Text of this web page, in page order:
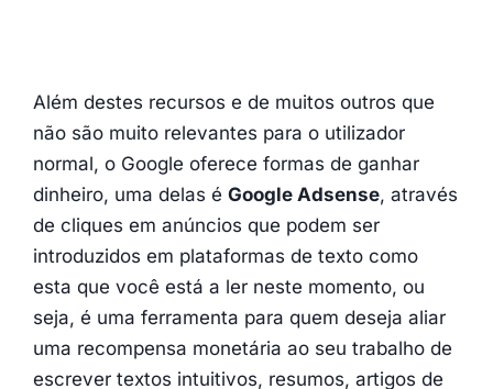
Além destes recursos e de muitos outros que
não são muito relevantes para o utilizador
normal, o Google oferece formas de ganhar
dinheiro, uma delas é Google Adsense, através
de cliques em anúncios que podem ser
introduzidos em plataformas de texto como
esta que você está a ler neste momento, ou
seja, é uma ferramenta para quem deseja aliar
uma recompensa monetária ao seu trabalho de
escrever textos intuitivos, resumos, artigos de